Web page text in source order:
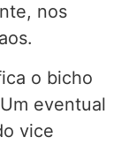
nos
o bicho
eventual
vice